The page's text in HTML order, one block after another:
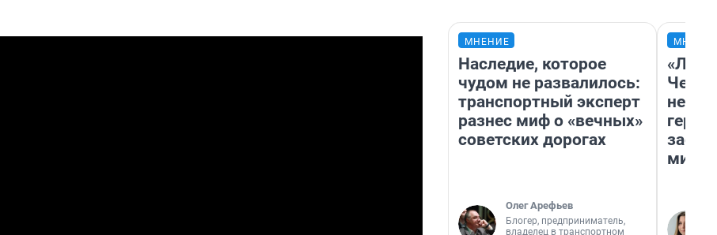
МНЕНИЕ
Наследие, которое
чудом не развалилось:
транспортный эксперт
разнес миф о «вечных»
советских дорогах
Олег Арефьев
Блогер, предприниматель,
владелец в транспортном
Чем
герои